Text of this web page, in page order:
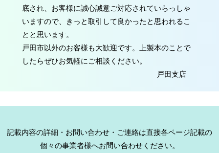
底され、お客様に誠心誠意ご対応されていらっしゃ
いますので、きっと取引して良かったと思われるこ
とと思います。
戸田市以外のお客様も大歓迎です。上製本のことで
したらぜひお気軽にご相談ください。
戸田支店
記載内容の詳細・お問い合わせ・ご連絡は直接各ページ記載の
個々の事業者様へお問い合わせください。